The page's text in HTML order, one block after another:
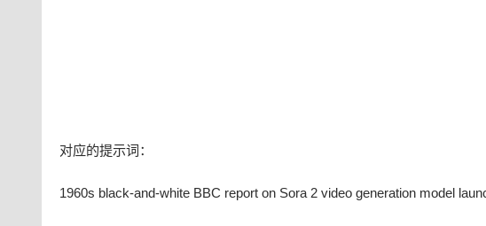
对应的提示词：
1960s black-and-white BBC report on Sora 2 video generation model